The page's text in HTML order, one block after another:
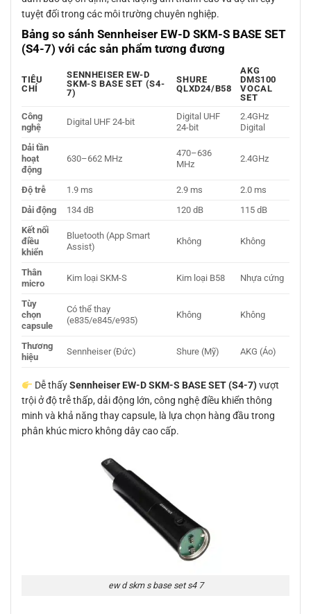
tuyệt đối trong các môi trường chuyên nghiệp.
Bảng so sánh Sennheiser EW-D SKM-S BASE SET
(S4-7) với các sản phẩm tương đương
TIÊU
CHÍ
SENNHEISER EW-D
SKM-S BASE SET (S4-
7)
SHURE
QLXD24/B58
AKG
DMS100
VOCAL
SET
Công
nghệ
Digital UHF 24-bit
Digital UHF
24-bit
2.4GHz
Digital
Dải tần
hoạt
động
630–662 MHz
470–636
MHz
2.4GHz
Độ trễ 1.9 ms 2.9 ms
2.0 ms
Dải động
134 dB 120 dB
115 dB
Kết nối
điều
khiển
Bluetooth (App Smart
Assist)
Không Không
Thân
micro
Kim loại SKM-S Kim loại B58 Nhựa cứng
Tùy
chọn
capsule
Có thể thay
(e835/e845/e935)
Không Không
Thương
hiệu
Sennheiser (Đức) Shure (Mỹ) AKG (Áo)
Dễ thấySennheiser EW-D SKM-S BASE SET (S4-7)vượt
trội ở độ trễ thấp, dải động lớn, công nghệ điều khiển thông
minh và khả năng thay capsule, là lựa chọn hàng đầu trong
phân khúc micro không dây cao cấp.
ew d skm s base set s4 7